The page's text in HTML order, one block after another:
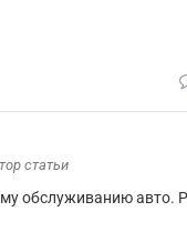
статьи
обслуживанию